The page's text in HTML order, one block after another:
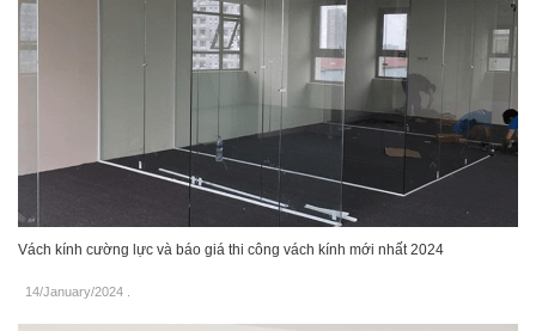
Vách kính cường lực và báo giá thi công vách kính mới nhất 2024
14/January/2024